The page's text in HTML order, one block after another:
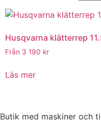
Husqvarna klätterrep
Från 3 190 kr
Läs mer
Butik med maskiner och